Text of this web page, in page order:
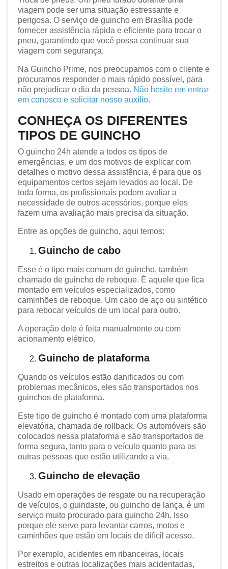
viagem pode ser uma situação estressante e
perigosa. O serviço de guincho em Brasília pode
fornecer assistência rápida e eficiente para trocar o
pneu, garantindo que você possa continuar sua
viagem com segurança.
Na Guincho Prime, nos preocupamos com o cliente e
procuramos responder o mais rápido possível, para
não prejudicar o dia da pessoa. Não hesite em entrar
em conosco e solicitar nosso auxílio.
CONHEÇA OS DIFERENTES
TIPOS DE GUINCHO
O guincho 24h atende a todos os tipos de
emergências, e um dos motivos de explicar com
detalhes o motivo dessa assistência, é para que os
equipamentos certos sejam levados ao local. De
toda forma, os profissionais podem avaliar a
necessidade de outros acessórios, porque eles
fazem uma avaliação mais precisa da situação.
Entre as opções de guincho, aqui temos:
Guincho de cabo
Esse é o tipo mais comum de guincho, também
chamado de guincho de reboque. É aquele que fica
montado em veículos especializados, como
caminhões de reboque. Um cabo de aço ou sintético
para rebocar veículos de um local para outro.
A operação dele é feita manualmente ou com
acionamento elétrico.
Guincho de plataforma
Quando os veículos estão danificados ou com
problemas mecânicos, eles são transportados nos
guinchos de plataforma.
Este tipo de guincho é montado com uma plataforma
elevatória, chamada de rollback. Os automóveis são
colocados nessa plataforma e são transportados de
forma segura, tanto para o veículo quanto para as
outras pessoas que estão utilizando a via.
Guincho de elevação
Usado em operações de resgate ou na recuperação
de veículos, o guindaste, ou guincho de lança, é um
serviço muito procurado para guincho 24h. Isso
porque ele serve para levantar carros, motos e
caminhões que estão em locais de difícil acesso.
Por exemplo, acidentes em ribanceiras, locais
estreitos e outras localizações mais acidentadas,